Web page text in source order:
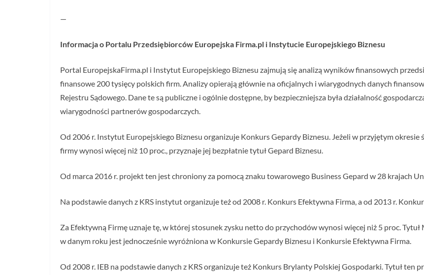
—
Informacja o Portalu Przedsiębiorców Europejska Firma.pl i Instytucie Europejskiego Biznesu
Portal EuropejskaFirma.pl i Instytut Europejskiego Biznesu zajmują się analizą wyników finansowych
finansowe 200 tysięcy polskich firm. Analizy opierają głównie na oficjalnych i wiarygodnych danych
Rejestru Sądowego. Dane te są publiczne i ogólnie dostępne, by bezpieczniejsza była działalność
wiarygodności partnerów gospodarczych.
Od 2006 r. Instytut Europejskiego Biznesu organizuje Konkurs Gepardy Biznesu. Jeżeli w przyjętym
firmy wynosi więcej niż 10 proc., przyznaje jej bezpłatnie tytuł Gepard Biznesu.
Od marca 2016 r. projekt ten jest chroniony za pomocą znaku towarowego Business Gepard w 28 krajach
Na podstawie danych z KRS instytut organizuje też od 2008 r. Konkurs Efektywna Firma, a od 2013 r.
Za Efektywną Firmę uznaje tę, w której stosunek zysku netto do przychodów wynosi więcej niż 5 proc.
w danym roku jest jednocześnie wyróżniona w Konkursie Gepardy Biznesu i Konkursie Efektywna Firma.
Od 2008 r. IEB na podstawie danych z KRS organizuje też Konkurs Brylanty Polskiej Gospodarki. Tytuł ten